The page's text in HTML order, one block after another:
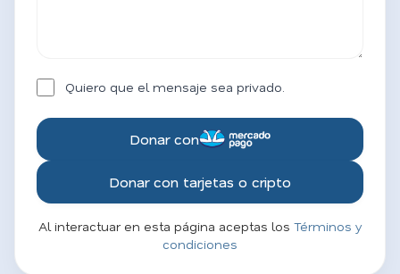
Quiero que el mensaje sea privado.
Donar con
Donar con tarjetas o cripto
Al interactuar en esta página aceptas los Términos y
condiciones